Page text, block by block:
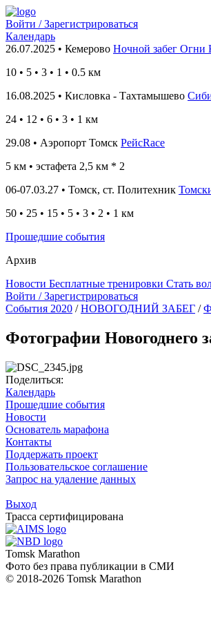
Войти / Зарегистрироваться
Календарь
26.07.2025 • Кемерово Ночной забег Огни
10 • 5 • 3 • 1 • 0.5 км
16.08.2025 • Кисловка - Тахтамышево
24 • 12 • 6 • 3 • 1 км
29.08 • Аэропорт Томск РейсRace
5 км • эстафета 2,5 км * 2
06-07.03.27 • Томск, ст. Политехник
50 • 25 • 15 • 5 • 3 • 2 • 1 км
Прошедшие события
Архив
Новости Бесплатные тренировки Стать
Войти / Зарегистрироваться
События 2020 /НОВОГОДНИЙ ЗАБЕГ /
Фотографии Новогоднего
Поделиться:
Календарь
Прошедшие события
Новости
Основатель марафона
Контакты
Поддержать проект
Пользовательское соглашение
Запрос на удаление данных
Выход
Трасса сертифицирована
Tomsk Marathon
Фото без права публикации в СМИ
© 2018-2026 Tomsk Marathon